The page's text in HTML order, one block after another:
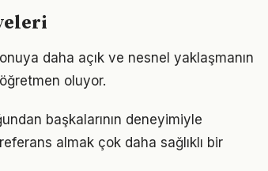
daha açık ve nesnel yaklaşmanın
oluyor.
başkalarının deneyimiyle
almak çok daha sağlıklı bir